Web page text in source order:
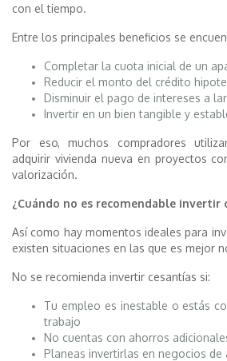
con el tiempo.
Entre los principales beneficios se
Completar la cuota inicial de un
Reducir el monto del crédito
Disminuir el pago de intereses a
Invertir en un bien tangible y
Por eso, muchos compradores
adquirir vivienda nueva en proyectos
valorización.
¿Cuándo no es recomendable invertir
Así como hay momentos ideales para
existen situaciones en las que es mejor
No se recomienda invertir cesantías si:
Tu empleo es inestable o estás
trabajo
No cuentas con ahorros
Planeas invertirlas en negocios